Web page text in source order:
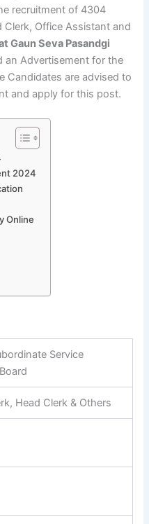
recruitment of 4304
Clerk, Office Assistant and
Gaun Seva Pasandgi
an Advertisement for the
Candidates are advised to
and apply for this post.
2024
Online
Service
Head Clerk & Others